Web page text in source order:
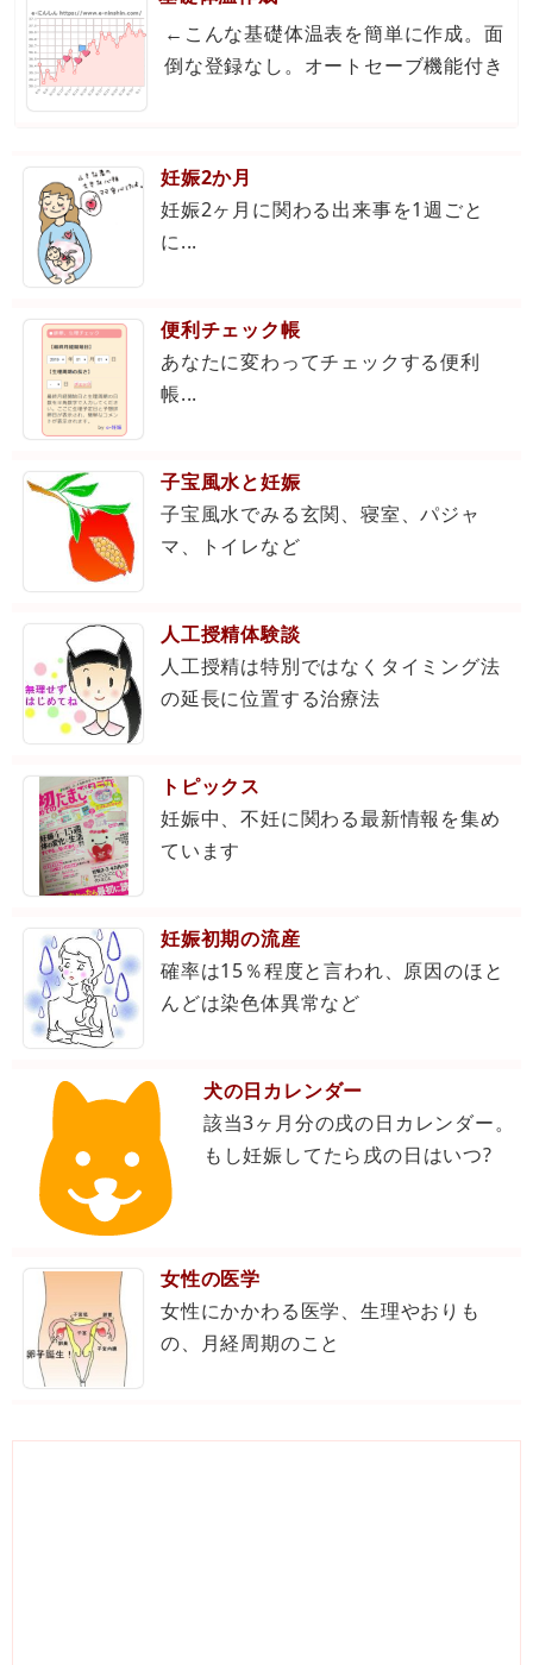
←こんな基礎体温表を簡単に作成。面
倒な登録なし。オートセーブ機能付き
妊娠2か月
妊娠2ヶ月に関わる出来事を1週ごと
に...
便利チェック帳
あなたに変わってチェックする便利
帳...
子宝風水と妊娠
子宝風水でみる玄関、寝室、パジャ
マ、トイレなど
人工授精体験談
人工授精は特別ではなくタイミング法
の延長に位置する治療法
トピックス
妊娠中、不妊に関わる最新情報を集め
ています
妊娠初期の流産
確率は15％程度と言われ、原因のほと
んどは染色体異常など
犬の日カレンダー
該当3ヶ月分の戌の日カレンダー。
もし妊娠してたら戌の日はいつ?
女性の医学
女性にかかわる医学、生理やおりも
の、月経周期のこと